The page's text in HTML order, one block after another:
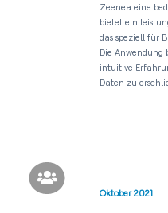
Zeenea eine
bietet ein
das speziell für
Die Anwendung
intuitive
Daten zu
Oktober 2021
